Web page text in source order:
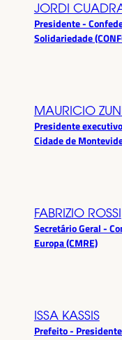
JORDI
Presidente -
Solidariedade
MAURICIO
Presidente
Cidade de
FABRIZIO ROSSI
Secretário Geral -
Europa (CMRE)
ISSA KASSIS
Prefeito -